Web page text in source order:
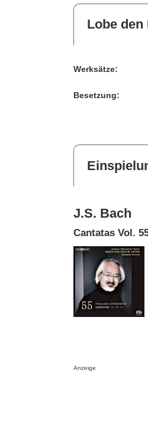
Lobe den
Werksätze:
Besetzung:
J.S. Bach
Cantatas Vol.
Anzeige